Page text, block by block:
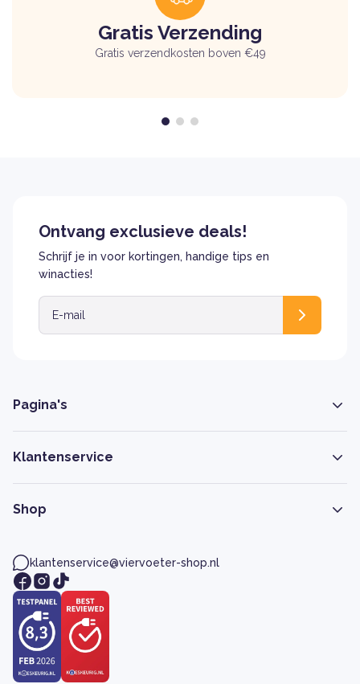
Gratis Verzending
Gratis verzendkosten boven €49
Pagina's
Klantenservice
Shop
Ontvang exclusieve deals!
Schrijf je in voor kortingen, handige tips en
winacties!
klantenservice@viervoeter-shop.nl